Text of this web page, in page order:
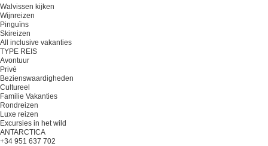
Walvissen kijken
Wijnreizen
Pinguïns
Skireizen
All inclusive vakanties
TYPE REIS
Avontuur
Privé
Bezienswaardigheden
Cultureel
Familie Vakanties
Rondreizen
Luxe reizen
Excursies in het wild
ANTARCTICA
+34 951 637 702